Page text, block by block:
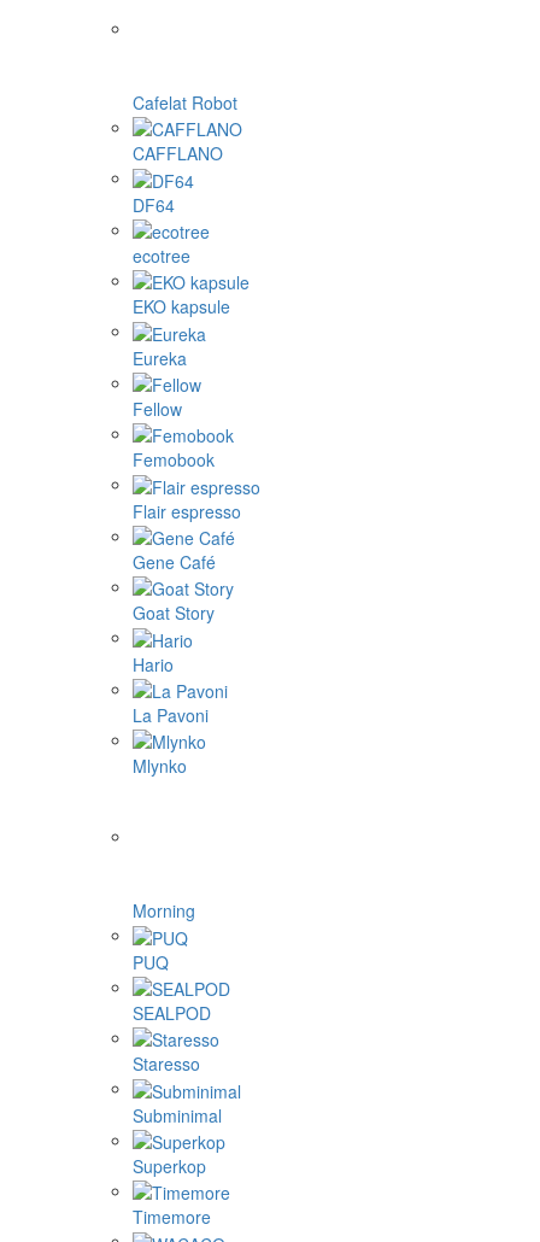
Cafelat Robot
CAFFLANO
DF64
ecotree
EKO kapsule
Eureka
Fellow
Femobook
Flair espresso
Gene Café
Goat Story
Hario
La Pavoni
Mlynko
Morning
PUQ
SEALPOD
Staresso
Subminimal
Superkop
Timemore